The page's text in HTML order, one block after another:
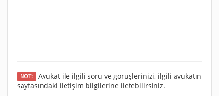
NOT: Avukat ile ilgili soru ve görüşlerinizi, ilgili avukatın
sayfasındaki iletişim bilgilerine iletebilirsiniz.